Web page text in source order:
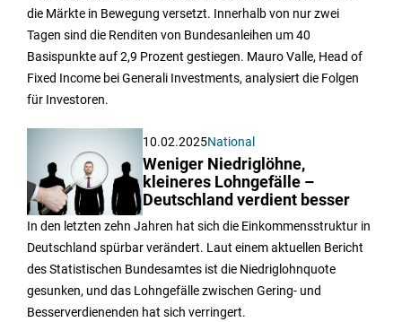
die Märkte in Bewegung versetzt. Innerhalb von nur zwei
Tagen sind die Renditen von Bundesanleihen um 40
Basispunkte auf 2,9 Prozent gestiegen. Mauro Valle, Head of
Fixed Income bei Generali Investments, analysiert die Folgen
für Investoren.
10.02.2025National
Weniger Niedriglöhne,
kleineres Lohngefälle –
Deutschland verdient besser
In den letzten zehn Jahren hat sich die Einkommensstruktur in
Deutschland spürbar verändert. Laut einem aktuellen Bericht
des Statistischen Bundesamtes ist die Niedriglohnquote
gesunken, und das Lohngefälle zwischen Gering- und
Besserverdienenden hat sich verringert.